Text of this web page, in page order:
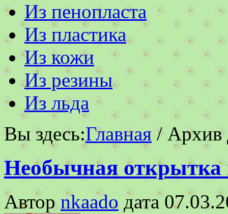
Из пенопласта
Из пластика
Из кожи
Из резины
Из льда
Вы здесь:Главная/ Архив
Необычная открытка
Автор nkaado дата